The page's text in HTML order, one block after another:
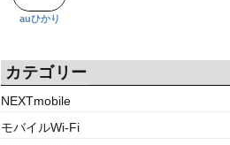
auひかり
カテゴリー
NEXTmobile
モバイルWi-Fi